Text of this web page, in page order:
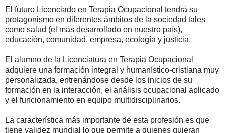
El futuro Licenciado en Terapia Ocupacional tendrá su
protagonismo en diferentes ámbitos de la sociedad tales
como salud (el más desarrollado en nuestro país),
educación, comunidad, empresa, ecología y justicia.
El alumno de la Licenciatura en Terapia Ocupacional
adquiere una formación integral y humanístico-cristiana muy
personalizada, entrenándose desde los inicios de su
formación en la interacción, el análisis ocupacional aplicado
y el funcionamiento en equipo multidisciplinarios.
La característica más importante de esta profesión es que
tiene validez mundial lo que permite a quienes quieran